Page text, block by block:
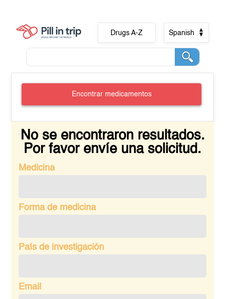
Drugs A-Z Spanish
Encontrar medicamentos
No se encontraron resultados.
Por favor envíe una solicitud.
Medicina
Forma de medicina
País de investigación
Email